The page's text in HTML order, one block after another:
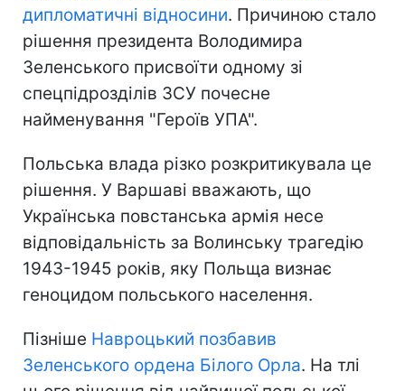
дипломатичні відносини. Причиною стало
рішення президента Володимира
Зеленського присвоїти одному зі
спецпідрозділів ЗСУ почесне
найменування "Героїв УПА".
Польська влада різко розкритикувала це
рішення. У Варшаві вважають, що
Українська повстанська армія несе
відповідальність за Волинську трагедію
1943-1945 років, яку Польща визнає
геноцидом польського населення.
Пізніше Навроцький позбавив
Зеленського ордена Білого Орла. На тлі